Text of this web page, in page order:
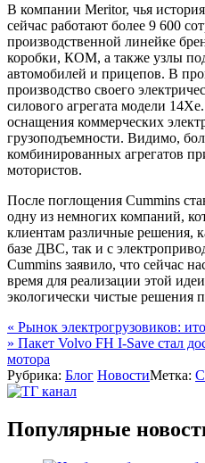
В компании Meritor, чья
сейчас работают более 9 600
производственной линейке
коробки, КОМ, а также узлы
автомобилей и прицепов. В
производство своего
силового агрегата модели
оснащения коммерческих
грузоподъемности. Видимо,
комбинированных агрегатов
мотористов.
После поглощения Cummins
одну из немногих компаний,
клиентам различные решения,
базе ДВС, так и с
Cummins заявило, что сейчас
время для реализации этой
экологически чистые решения
Навигация
по
записям
« Рынок электрогрузовиков:
» Пакет Volvo FH I-Save стал
мотора
Рубрика: Блог НовостиМетка:
Популярные